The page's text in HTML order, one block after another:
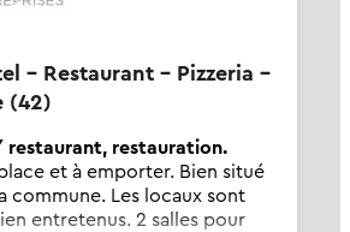
(42)
restauration.
place et à emporter. Bien situé
commune. Les locaux sont
entretenus. 2 salles pour